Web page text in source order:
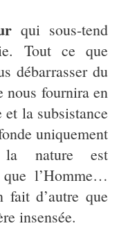
qui sous-tend
Tout ce que
débarrasser du
nous fournira en
la subsistance
uniquement
nature est
que l’Homme…
d’autre que
insensée.